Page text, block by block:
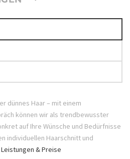
dünnes Haar – mit einem
können wir als trendbewusster
auf Ihre Wünsche und Bedürfnisse
individuellen Haarschnitt und
& Preise